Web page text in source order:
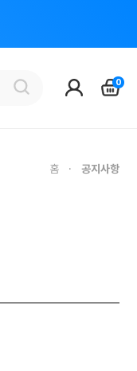
0
홈 · 공지사항